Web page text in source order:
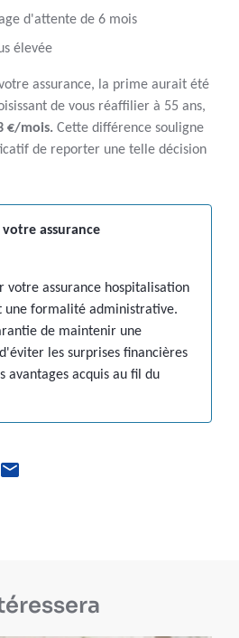
d'attente de 6 mois
élevée
assurance, la prime aurait été
de vous réaffilier à 55 ans,
€/mois. Cette différence souligne
de reporter une telle décision
assurance
votre assurance hospitalisation
une formalité administrative.
de maintenir une
les surprises financières
avantages acquis au fil du